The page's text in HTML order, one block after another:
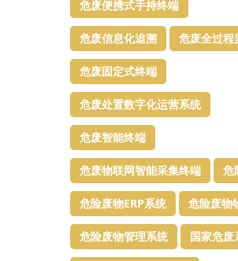
危废便携式手持终端
危废信息化追溯 危废全过程
危废固定式终端
危废处置数字化运营系统
危废智能终端
危废物联网智能采集终端 危
危险废物ERP系统 危险废物
危险废物管理系统 国家危废